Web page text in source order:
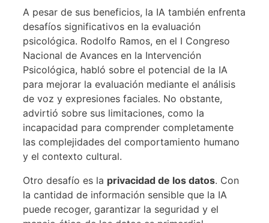
A pesar de sus beneficios, la IA también enfrenta
desafíos significativos en la evaluación
psicológica. Rodolfo Ramos, en el I Congreso
Nacional de Avances en la Intervención
Psicológica, habló sobre el potencial de la IA
para mejorar la evaluación mediante el análisis
de voz y expresiones faciales. No obstante,
advirtió sobre sus limitaciones, como la
incapacidad para comprender completamente
las complejidades del comportamiento humano
y el contexto cultural.
Otro desafío es la privacidad de los datos. Con
la cantidad de información sensible que la IA
puede recoger, garantizar la seguridad y el